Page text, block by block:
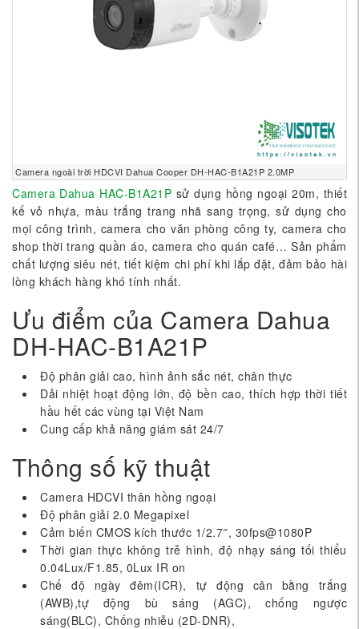
Camera ngoài trời HDCVI Dahua Cooper DH-HAC-B1A21P 2.0MP
Camera Dahua HAC-B1A21P sử dụng hồng ngoại 20m, thiết
kế vỏ nhựa, màu trắng trang nhã sang trọng, sử dụng cho
mọi công trình, camera cho văn phòng công ty, camera cho
shop thời trang quần áo, camera cho quán café… Sản phẩm
chất lượng siêu nét, tiết kiệm chi phí khi lắp đặt, đảm bảo hài
lòng khách hàng khó tính nhất.
Ưu điểm của Camera Dahua
DH-HAC-B1A21P
Độ phân giải cao, hình ảnh sắc nét, chân thực
Dải nhiệt hoạt động lớn, độ bền cao, thích hợp thời tiết
hầu hết các vùng tại Việt Nam
Cung cấp khả năng giám sát 24/7
Thông số kỹ thuật
Camera HDCVI thân hồng ngoại
Độ phân giải 2.0 Megapixel
Cảm biến CMOS kích thước 1/2.7″, 30fps@1080P
Thời gian thực không trễ hình, độ nhạy sáng tối thiểu
0.04Lux/F1.85, 0Lux IR on
Chế độ ngày đêm(ICR), tự động cân bằng trắng
(AWB),tự động bù sáng (AGC), chống ngược
sáng(BLC), Chống nhiễu (2D-DNR),